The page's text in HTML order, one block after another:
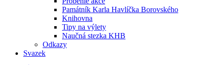
Památník Karla Havlíčka Borovského
Knihovna
Tipy na výlety
Naučná stezka KHB
Odkazy
Svazek